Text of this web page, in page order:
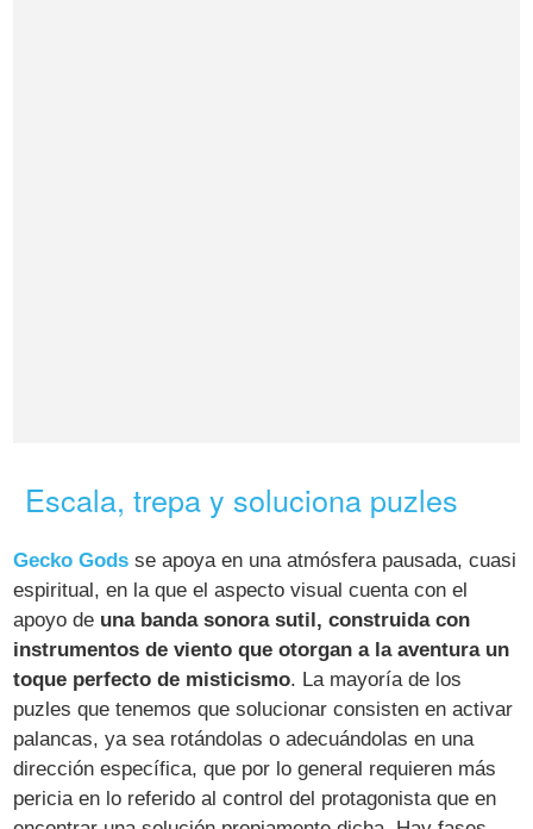
Escala, trepa y soluciona puzles
Gecko Gods se apoya en una atmósfera pausada, cuasi
espiritual, en la que el aspecto visual cuenta con el
apoyo de una banda sonora sutil, construida con
instrumentos de viento que otorgan a la aventura un
toque perfecto de misticismo. La mayoría de los
puzles que tenemos que solucionar consisten en activar
palancas, ya sea rotándolas o adecuándolas en una
dirección específica, que por lo general requieren más
pericia en lo referido al control del protagonista que en